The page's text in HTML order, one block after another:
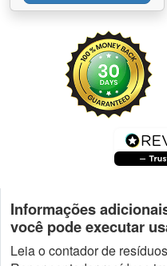
Informações
você pode executar
Leia o contador de